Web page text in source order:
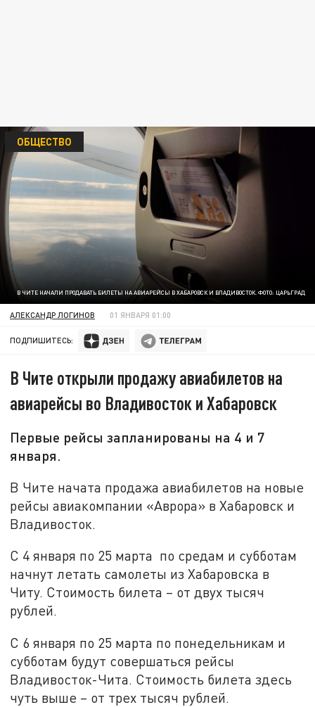
В ЧИТЕ НАЧАЛИ ПРОДАВАТЬ БИЛЕТЫ НА АВИАРЕЙСЫ В ХАБАРОВСК И ВЛАДИВОСТОК. ФОТО: ЦАРЬГРАД
ОБЩЕСТВО
АЛЕКСАНДР ЛОГИНОВ 01 ЯНВАРЯ 01:00
ПОДПИШИТЕСЬ:
В Чите открыли продажу авиабилетов на
авиарейсы во Владивосток и Хабаровск
Первые рейсы запланированы на 4 и 7
января.
В Чите начата продажа авиабилетов на новые
рейсы авиакомпании «Аврора» в Хабаровск и
Владивосток.
С 4 января по 25 марта по средам и субботам
начнут летать самолеты из Хабаровска в
Читу. Стоимость билета – от двух тысяч
рублей.
С 6 января по 25 марта по понедельникам и
субботам будут совершаться рейсы
Владивосток-Чита. Стоимость билета здесь
чуть выше – от трех тысяч рублей.